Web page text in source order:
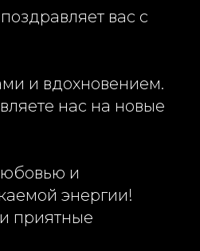
вас с
и вдохновением.
нас на новые
и
энергии!
приятные